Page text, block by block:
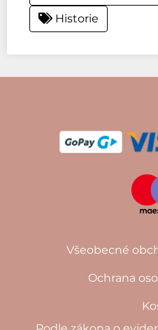
Historie
Všeobecné
Ochrana